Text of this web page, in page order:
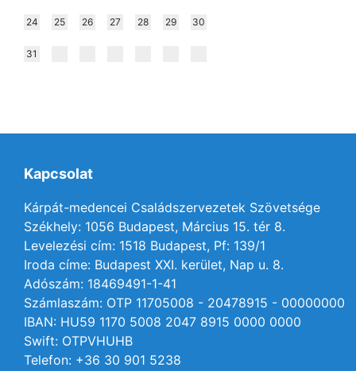
24 25 26 27 28 29 30
31
Kapcsolat
Kárpát-medencei Családszervezetek Szövetsége
Székhely: 1056 Budapest, Március 15. tér 8.
Levelezési cím: 1518 Budapest, Pf: 139/1
Iroda címe: Budapest XXI. kerület, Nap u. 8.
Adószám: 18469491-1-41
Számlaszám: OTP 11705008 - 20478915 - 00000000
IBAN: HU59 1170 5008 2047 8915 0000 0000
Swift: OTPVHUHB
Telefon: +36 30 901 5238